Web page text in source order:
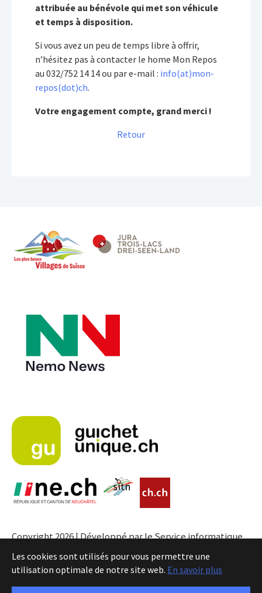
Les cookies sont utilisés pour vous permettre une
utilisation optimale de notre site web. En savoir plus
attribuée au bénévole qui met son véhicule
et temps à disposition.
Si vous avez un peu de temps libre à offrir,
n’hésitez pas à contacter le home Mon Repos
au 032/752 14 14 ou par e-mail : info(at)mon-
repos(dot)ch.
Votre engagement compte, grand merci !
Retour
Copyright 2026 | Développé par le Service informatique
de l'Entité neuchâteloise |